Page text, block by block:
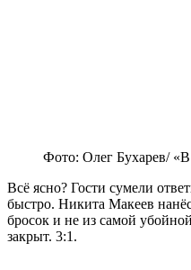
Фото: Олег Бухарев/
Всё ясно? Гости сумели
быстро. Никита Макеев
бросок и не из самой
закрыт. 3:1.